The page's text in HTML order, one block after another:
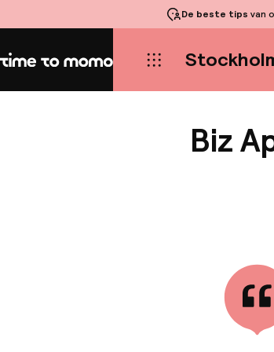
De beste tips van
Home
Biz